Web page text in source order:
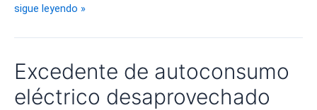
Asignaturas
para
proyectos
renovables
sigue leyendo »
Excedente de autoconsumo
eléctrico desaprovechado